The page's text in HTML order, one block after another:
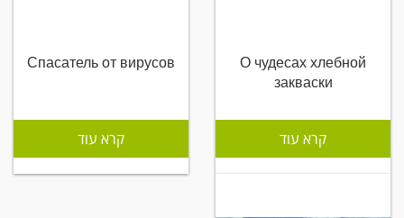
О чудесах хлебной
закваски
קרא עוד
Спасатель от вирусов
קרא עוד